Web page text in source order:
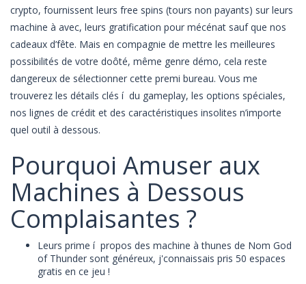
crypto, fournissent leurs free spins (tours non payants) sur leurs
machine à avec, leurs gratification pour mécénat sauf que nos
cadeaux d’fête. Mais en compagnie de mettre les meilleures
possibilités de votre doôté, même genre démo, cela reste
dangereux de sélectionner cette premi bureau. Vous me
trouverez les détails clés í du gameplay, les options spéciales,
nos lignes de crédit et des caractéristiques insolites n’importe
quel outil à dessous.
Pourquoi Amuser aux
Machines à Dessous
Complaisantes ?
Leurs prime í propos des machine à thunes de Nom God
of Thunder sont généreux, j'connaissais pris 50 espaces
gratis en ce jeu !